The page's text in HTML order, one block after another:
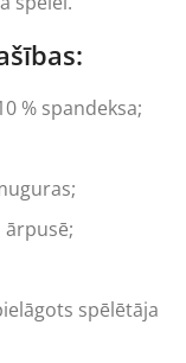
% spandeksa;
spēlētāja